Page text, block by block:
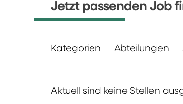
Jetzt passenden Job
Kategorien Abteilungen
Aktuell sind keine Stellen